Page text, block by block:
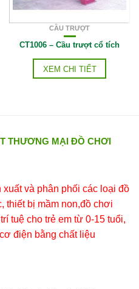
CẦU TRƯỢT
CT1006 – Cầu trượt cổ tích
XEM CHI TIẾT
THƯƠNG MẠI ĐỒ CHƠI
và phân phối các loại đồ
thiết bị mầm non,đồ chơi
tuệ cho trẻ em từ 0-15 tuổi,
điện bằng chất liệu